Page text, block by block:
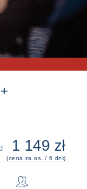
1 149 zł
(cena za os. / 6 dni)
👥